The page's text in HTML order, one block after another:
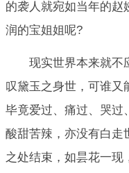
的袭人就宛如当年的赵
润的宝姐姐呢?
现实世界本来就不
叹黛玉之身世，可谁又
毕竟爱过、痛过、哭过
酸甜苦辣，亦没有白走
之处结束，如昙花一现